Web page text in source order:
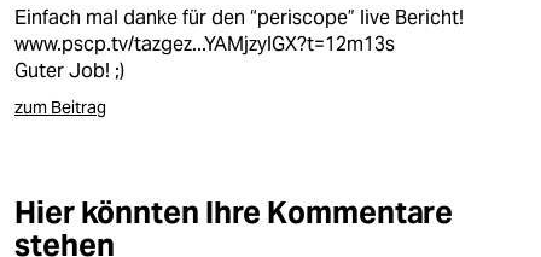
abo
Einfach mal danke für den “periscope” live Bericht!
www.pscp.tv/tazgez...YAMjzylGX?t=12m13s
Guter Job! ;)
zum Beitrag
Hier könnten Ihre Kommentare
stehen